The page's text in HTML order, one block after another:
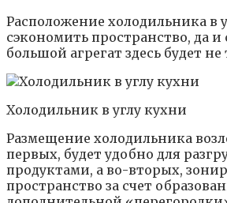
Расположение холодильника в
сэкономить пространство, да и
большой агрегат здесь будет
Холодильник в углу кухни
Размещение холодильника
первых, будет удобно для
продуктами, а во-вторых,
пространство за счет